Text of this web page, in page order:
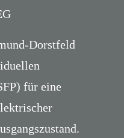
Dorstfeld
für eine